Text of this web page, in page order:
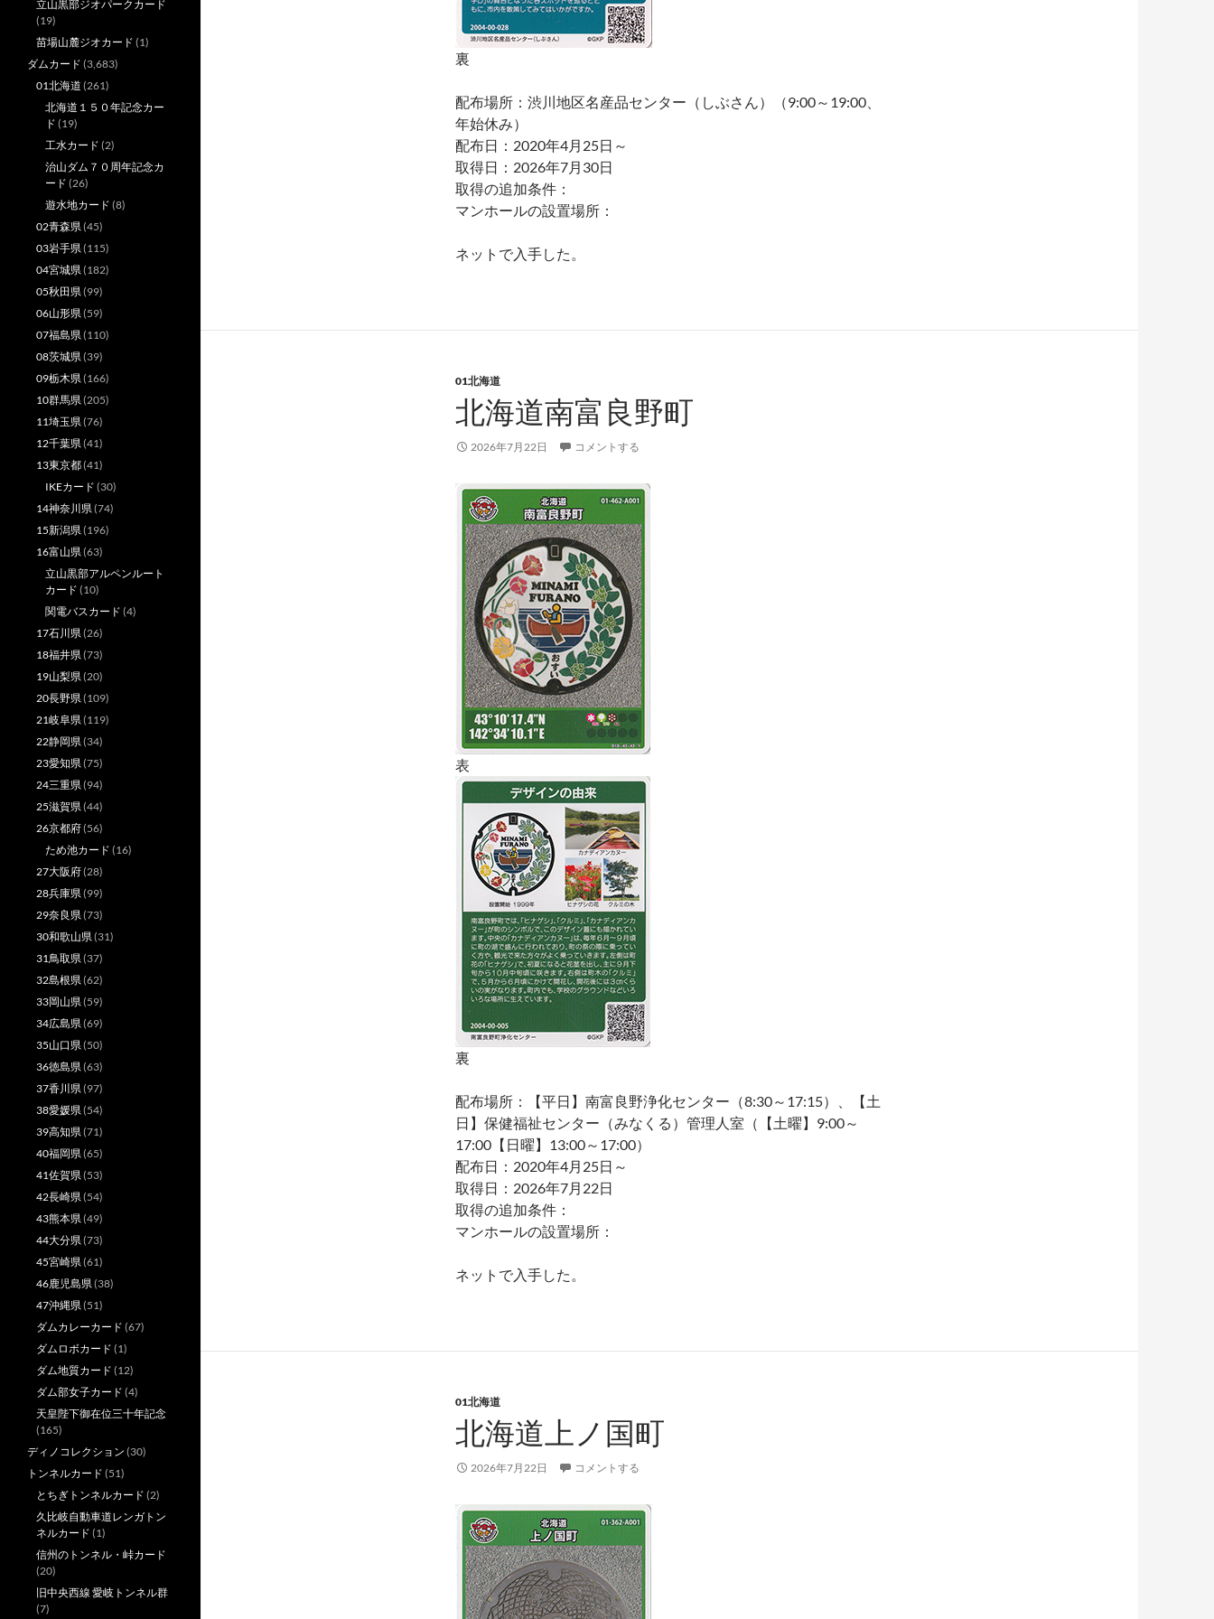
裏
配布場所：渋川地区名産品センター（しぶさん）（9:00～19:00、
年始休み）
配布日：2020年4月25日～
取得日：2026年7月30日
取得の追加条件：
マンホールの設置場所：
ネットで入手した。
01北海道
北海道南富良野町
2026年7月22日 コメントする
表
裏
配布場所：【平日】南富良野浄化センター（8:30～17:15）、【土
日】保健福祉センター（みなくる）管理人室（【土曜】9:00～
17:00【日曜】13:00～17:00）
配布日：2020年4月25日～
取得日：2026年7月22日
取得の追加条件：
マンホールの設置場所：
ネットで入手した。
01北海道
北海道上ノ国町
2026年7月22日 コメントする
立山黒部ジオパークカード
(19)
苗場山麓ジオカード (1)
ダムカード (3,683)
01北海道 (261)
北海道１５０年記念カー
ド (19)
工水カード (2)
治山ダム７０周年記念カ
ード (26)
遊水地カード (8)
02青森県(45)
03岩手県(115)
04宮城県(182)
05秋田県(99)
06山形県(59)
07福島県(110)
08茨城県(39)
09栃木県(166)
10群馬県(205)
11埼玉県(76)
12千葉県(41)
13東京都(41)
IKEカード (30)
14神奈川県(74)
15新潟県(196)
16富山県(63)
立山黒部アルペンルート
カード (10)
関電バスカード (4)
17石川県(26)
18福井県(73)
19山梨県(20)
20長野県(109)
21岐阜県(119)
22静岡県(34)
23愛知県(75)
24三重県(94)
25滋賀県(44)
26京都府(56)
ため池カード (16)
27大阪府(28)
28兵庫県(99)
29奈良県(73)
30和歌山県(31)
31鳥取県(37)
32島根県(62)
33岡山県(59)
34広島県(69)
35山口県(50)
36徳島県(63)
37香川県(97)
38愛媛県(54)
39高知県(71)
40福岡県(65)
41佐賀県(53)
42長崎県(54)
43熊本県(49)
44大分県(73)
45宮崎県(61)
46鹿児島県(38)
47沖縄県(51)
ダムカレーカード (67)
ダムロボカード (1)
ダム地質カード (12)
ダム部女子カード (4)
天皇陛下御在位三十年記念
(165)
ディノコレクション (30)
トンネルカード (51)
とちぎトンネルカード (2)
久比岐自動車道レンガトン
ネルカード (1)
信州のトンネル・峠カード
(20)
旧中央西線 愛岐トンネル群
(7)